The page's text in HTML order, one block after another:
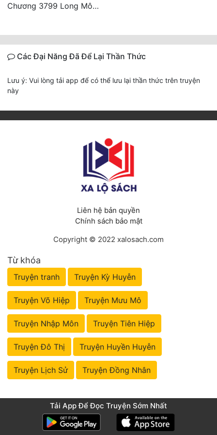
Chương 3799 Long Môn Thập Lục, Cô Đỉnh Ánh Sáng Mặt Trời
Các Đại Năng Đã Để Lại Thần Thức
Lưu ý: Vui lòng tải app để có thể lưu lại thần thức trên truyện
này
Liên hệ bản quyền
Chính sách bảo mật
Copyright © 2022 xalosach.com
Từ khóa
Truyện tranh Truyện Kỳ Huyễn
Truyện Võ Hiệp Truyện Mưu Mô
Truyện Nhập Môn Truyện Tiên Hiệp
Truyện Đô Thị Truyện Huyền Huyễn
Truyện Lịch Sử Truyện Đồng Nhân
Tải App Để Đọc Truyện Sớm Nhất